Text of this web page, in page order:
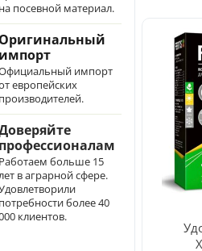
на посевной материал.
Оригинальный
импорт
импорт
европейских
производителей.